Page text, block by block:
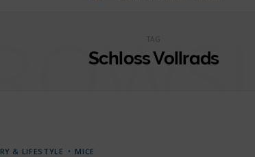
TAG
Schloss Vollrads
& LIFESTYLE MICE